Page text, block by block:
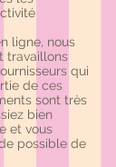
ligne, nous
travaillons
qui
de ces
sont très
bien
et vous
possible de